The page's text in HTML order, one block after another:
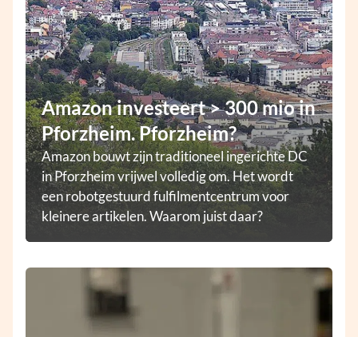
Amazon investeert > 300 mio in
Pforzheim. Pforzheim?
Amazon bouwt zijn traditioneel ingerichte DC
in Pforzheim vrijwel volledig om. Het wordt
een robotgestuurd fulfilmentcentrum voor
kleinere artikelen. Waarom juist daar?